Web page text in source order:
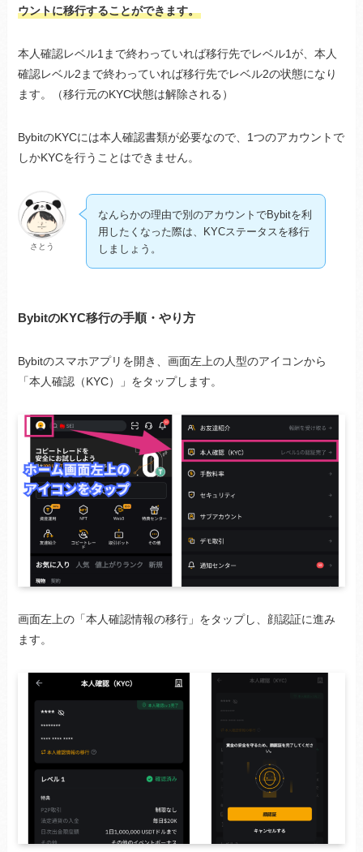
ウントに移行することができます。
本人確認レベル1まで終わっていれば移行先でレベル1が、本人
確認レベル2まで終わっていれば移行先でレベル2の状態になり
ます。（移行元のKYC状態は解除される）
BybitのKYCには本人確認書類が必要なので、1つのアカウントで
しかKYCを行うことはできません。
さとう
なんらかの理由で別のアカウントでBybitを利
用したくなった際は、KYCステータスを移行
しましょう。
BybitのKYC移行の手順・やり方
Bybitのスマホアプリを開き、画面左上の人型のアイコンから
「本人確認（KYC）」をタップします。
画面左上の「本人確認情報の移行」をタップし、顔認証に進み
ます。